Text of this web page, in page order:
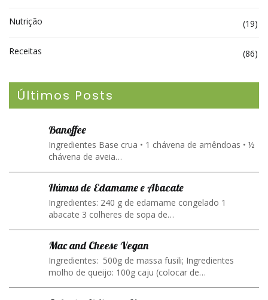
Nutrição (19)
Receitas (86)
Últimos Posts
Banoffee
Ingredientes Base crua • 1 chávena de amêndoas • ½
chávena de aveia…
Húmus de Edamame e Abacate
Ingredientes: 240 g de edamame congelado 1
abacate 3 colheres de sopa de…
Mac and Cheese Vegan
Ingredientes: 500g de massa fusili; Ingredientes
molho de queijo: 100g caju (colocar de…